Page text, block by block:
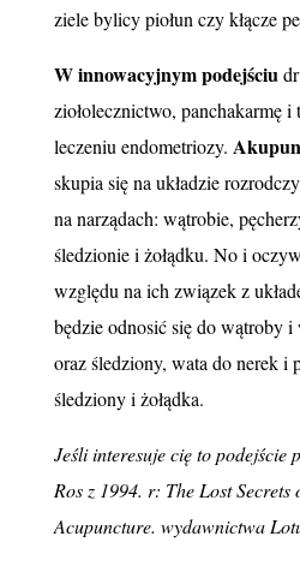
ziele bylicy piołun czy kłącze
W innowacyjnym podejściu
ziołolecznictwo, panchakarmę i
leczeniu endometriozy.
skupia się na układzie
na narządach: wątrobie,
śledzionie i żołądku. No i
względu na ich związek z
będzie odnosić się do wątroby i
oraz śledziony, wata do nerek i
śledziony i żołądka.
Jeśli interesuje cię to podejście
Ros z 1994. r: The Lost Secrets
Acupuncture. wydawnictwa